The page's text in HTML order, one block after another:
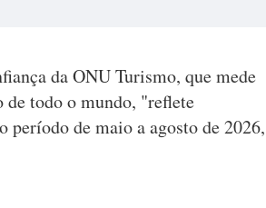
da ONU Turismo, que mede
todo o mundo, "reflete
período de maio a agosto de 2026,